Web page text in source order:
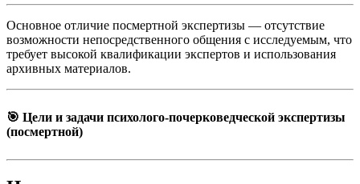
Основное отличие посмертной экспертизы — отсутствие
возможности непосредственного общения с исследуемым, что
требует высокой квалификации экспертов и использования
архивных материалов.
🎯 Цели и задачи психолого-почерковедческой экспертизы
(посмертной)